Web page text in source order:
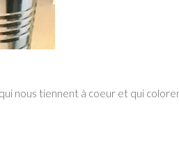
nous tiennent à coeur et qui